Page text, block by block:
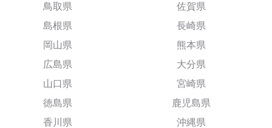
鳥取県
島根県
岡山県
広島県
山口県
徳島県
香川県
佐賀県
長崎県
熊本県
大分県
宮崎県
鹿児島県
沖縄県